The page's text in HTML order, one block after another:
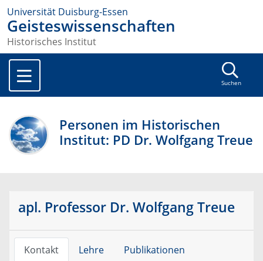
Universität Duisburg-Essen
Geisteswissenschaften
Historisches Institut
Suchen
Personen im Historischen
Institut: PD Dr. Wolfgang Treue
apl. Professor Dr. Wolfgang Treue
Kontakt Lehre Publikationen